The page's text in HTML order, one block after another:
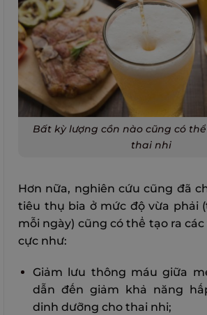
Bất kỳ lượng cồn nào cũng có
thai nhi
Hơn nữa, nghiên cứu cũng đã
tiêu thụ bia ở mức độ vừa phải
mỗi ngày) cũng có thể tạo ra
cực như:
Giảm lưu thông máu giữa
dẫn đến giảm khả năng
dinh dưỡng cho thai nhi;